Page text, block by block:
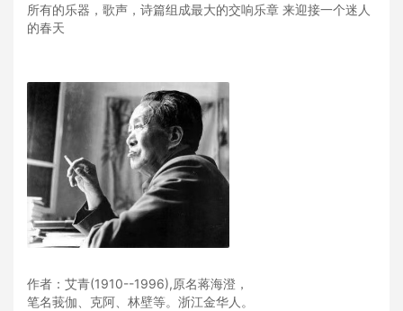
所有的乐器，歌声，诗篇组成最大的交响乐章 来迎接一个迷人
的春天
作者：艾青(1910--1996),原名蒋海澄，
笔名莪伽、克阿、林壁等。浙江金华人。